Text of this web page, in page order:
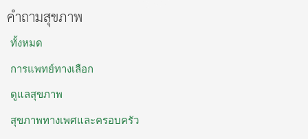
คำถามสุขภาพ
ทั้งหมด
การแพทย์ทางเลือก
ดูแลสุขภาพ
สุขภาพทางเพศและครอบครัว